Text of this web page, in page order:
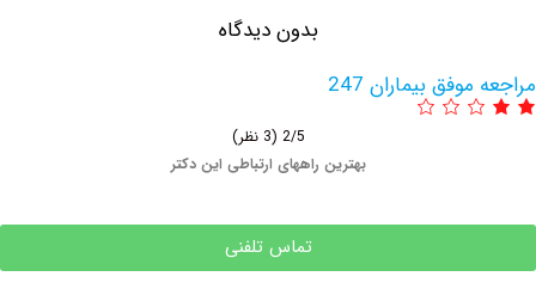
بدون دیدگاه
بیماران 247
بهترین راههای ارتباطی این دکتر
تماس تلفنی